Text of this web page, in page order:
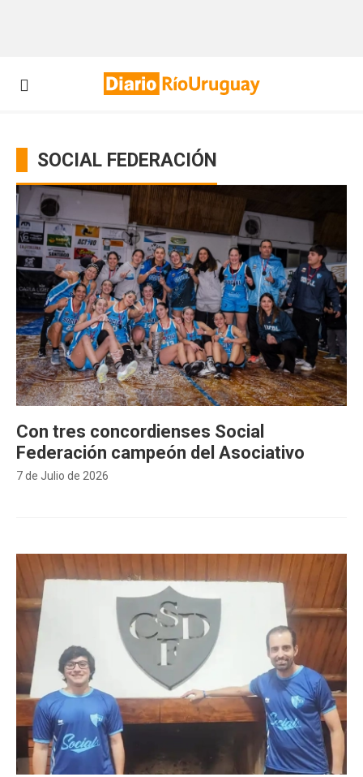
SOCIAL FEDERACIÓN
7 de Julio de 2026
Con tres concordienses Social
Federación campeón del Asociativo